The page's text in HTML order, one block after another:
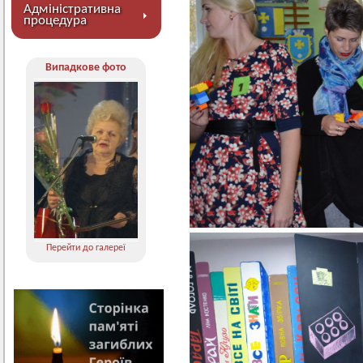
Адміністративна
процедура
Випадкове фото
Перейти до галереї